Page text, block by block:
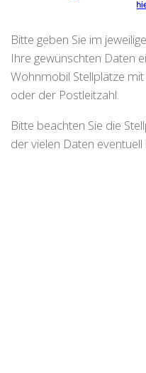
Bitte geben Sie im
Ihre gewünschten Daten
Wohnmobil Stellplätze
oder der Postleitzahl.
Bitte beachten Sie die
der vielen Daten